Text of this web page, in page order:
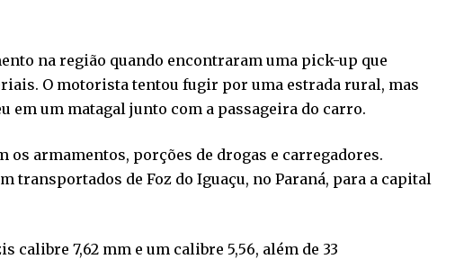
na região quando encontraram uma pick-up que
O motorista tentou fugir por uma estrada rural, mas
em um matagal junto com a passageira do carro.
os armamentos, porções de drogas e carregadores.
transportados de Foz do Iguaçu, no Paraná, para a capital
calibre 7,62 mm e um calibre 5,56, além de 33